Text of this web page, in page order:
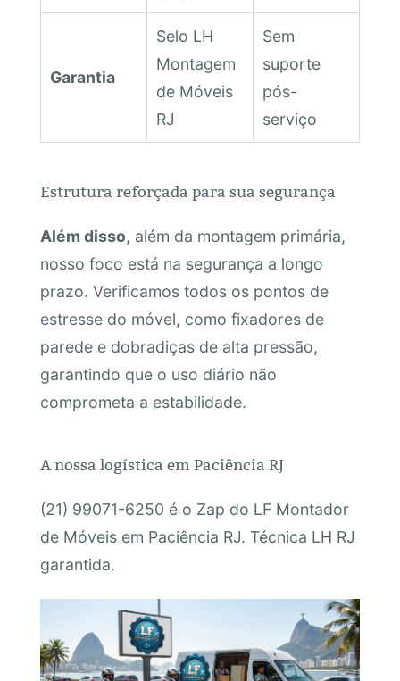
Garantia
Selo LH
Montagem
de Móveis
RJ
Sem
suporte
pós-
serviço
Estrutura reforçada para sua segurança
Além disso, além da montagem primária,
nosso foco está na segurança a longo
prazo. Verificamos todos os pontos de
estresse do móvel, como fixadores de
parede e dobradiças de alta pressão,
garantindo que o uso diário não
comprometa a estabilidade.
A nossa logística em Paciência RJ
(21) 99071-6250 é o Zap do LF Montador
de Móveis em Paciência RJ. Técnica LH RJ
garantida.